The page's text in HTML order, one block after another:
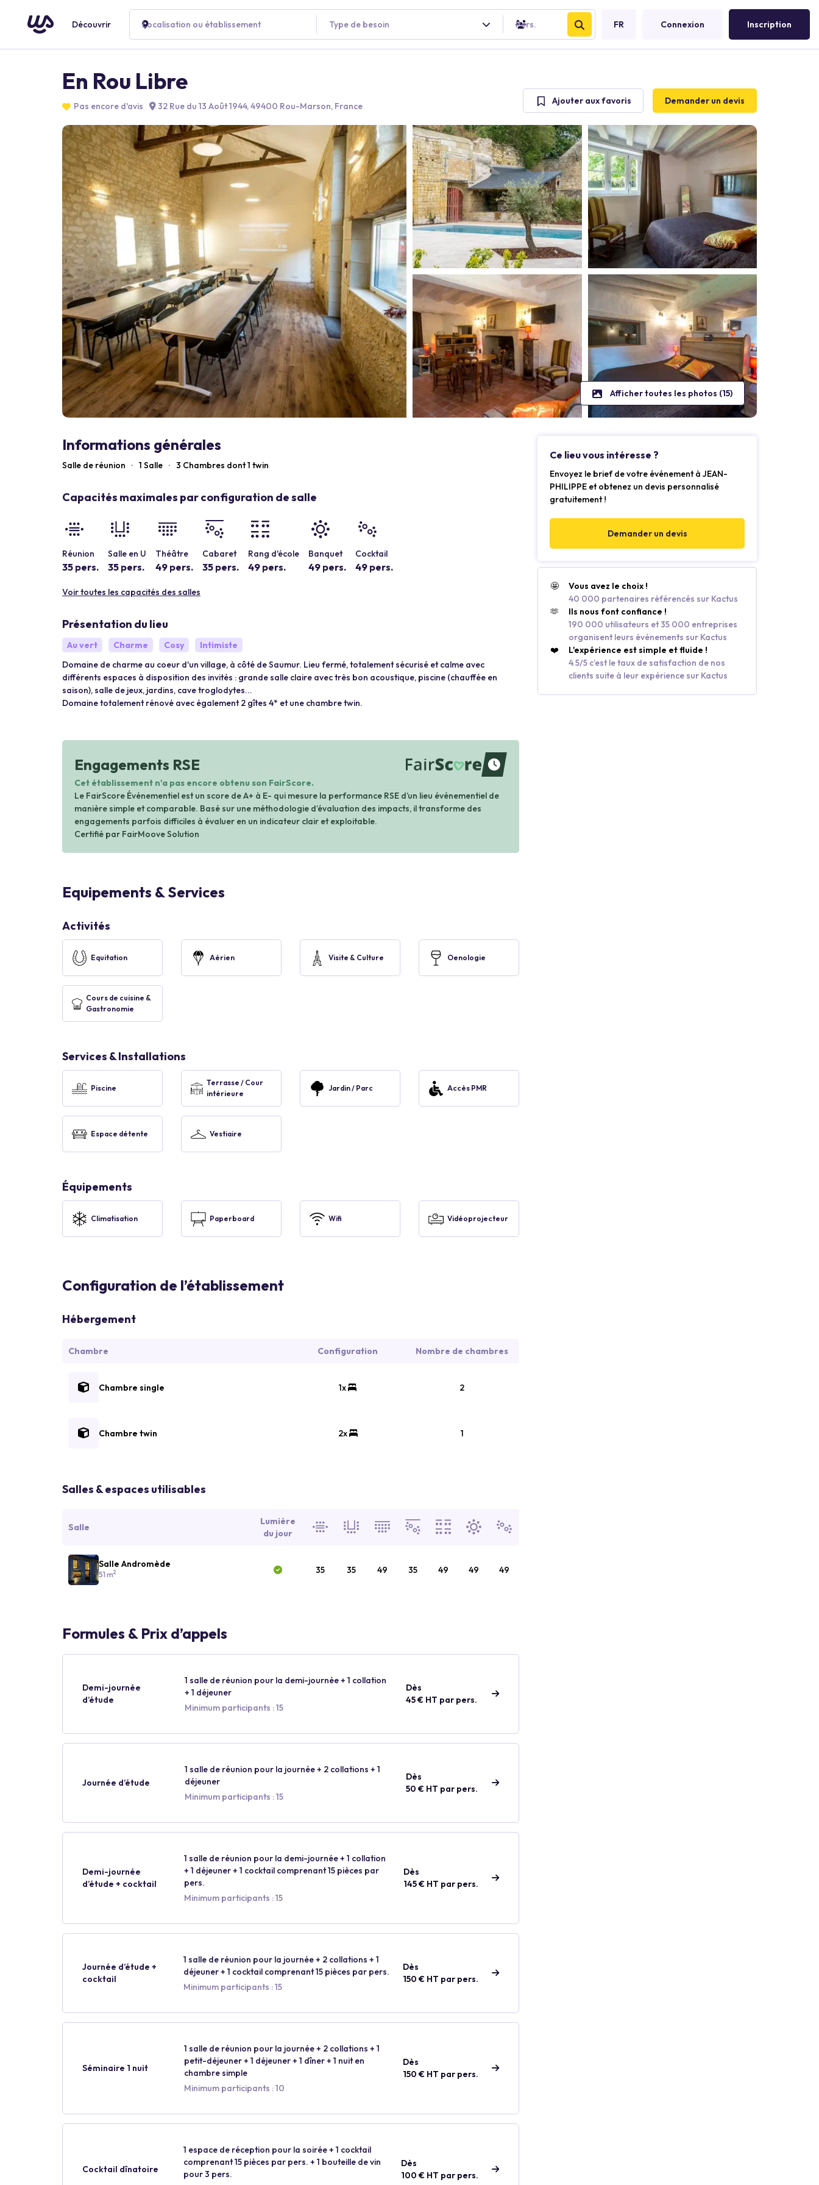
Découvrir Localisation ou établissement Type de besoin Pers. FR Connexion Inscription
En Rou Libre
Pas encore d'avis 32 Rue du 13 Août 1944, 49400 Rou-Marson, France Ajouter aux favoris Demander un devis
Afficher toutes les photos (15)
Informations générales
Salle de réunion · 1 Salle · 3 Chambres dont 1 twin
Capacités maximales par configuration de salle
Réunion
35 pers.
Salle en U
35 pers.
Théâtre
49 pers.
Cabaret
35 pers.
Rang d'école
49 pers.
Banquet
49 pers.
Cocktail
49 pers.
Voir toutes les capacités des salles
Présentation du lieu
Au vert Charme Cosy
Intimiste
Domaine de charme au coeur d'un village, à côté de Saumur. Lieu fermé, totalement sécurisé et calme avec
différents espaces à disposition des invités : grande salle claire avec très bon acoustique, piscine (chauffée en
saison), salle de jeux, jardins, cave troglodytes...
Domaine totalement rénové avec également 2 gîtes 4* et une chambre twin.
Engagements RSE
waiting
Cet établissement n'a pas encore obtenu son FairScore.
Le FairScore Événementiel est un score de A+ à E- qui mesure la performance RSE d’un lieu événementiel de
manière simple et comparable. Basé sur une méthodologie d’évaluation des impacts, il transforme des
engagements parfois difficiles à évaluer en un indicateur clair et exploitable.
Certifié par FairMoove Solution
Equipements & Services
Activités
Equitation Aérien Visite & Culture Oenologie
Cours de cuisine &
Gastronomie
Services & Installations
Piscine
Terrasse / Cour
intérieure
Jardin / Parc Accès PMR
Espace détente Vestiaire
Équipements
Climatisation Paperboard Wifi Vidéoprojecteur
Configuration de l’établissement
Hébergement
Chambre Configuration Nombre de chambres
Chambre single 1x 2
Chambre twin 2x 1
Salles & espaces utilisables
Salle
Lumière
du jour
Salle Andromède
51 m2 35 35 49 35 49 49 49
Formules & Prix d’appels
Demi-journée
d’étude
1 salle de réunion pour la demi-journée + 1 collation
+ 1 déjeuner
Minimum participants : 15
Dès
45 € HT par pers.
Journée d’étude
1 salle de réunion pour la journée + 2 collations + 1
déjeuner
Minimum participants : 15
Dès
50 € HT par pers.
Demi-journée
d’étude + cocktail
1 salle de réunion pour la demi-journée + 1 collation
+ 1 déjeuner + 1 cocktail comprenant 15 pièces par
pers.
Minimum participants : 15
Dès
145 € HT par pers.
Journée d’étude +
cocktail
1 salle de réunion pour la journée + 2 collations + 1
déjeuner + 1 cocktail comprenant 15 pièces par pers.
Minimum participants : 15
Dès
150 € HT par pers.
Séminaire 1 nuit
1 salle de réunion pour la journée + 2 collations + 1
petit-déjeuner + 1 déjeuner + 1 dîner + 1 nuit en
chambre simple
Minimum participants : 10
Dès
150 € HT par pers.
Cocktail dînatoire
1 espace de réception pour la soirée + 1 cocktail
comprenant 15 pièces par pers. + 1 bouteille de vin
pour 3 pers.
Dès
100 € HT par pers.
Ce lieu vous intéresse ?
Envoyez le brief de votre événement à JEAN-
PHILIPPE et obtenez un devis personnalisé
gratuitement !
Demander un devis
🤩
Vous avez le choix !
40 000 partenaires référencés sur Kactus
🫶
Ils nous font confiance !
190 000 utilisateurs et 35 000 entreprises
organisent leurs événements sur Kactus
❤️
L'expérience est simple et fluide !
4.5/5 c’est le taux de satisfaction de nos
clients suite à leur expérience sur Kactus